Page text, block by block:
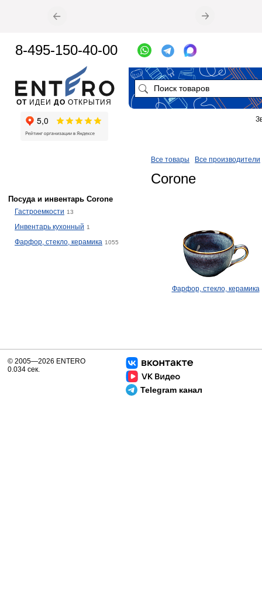
Все товары Все производители
Corone
Фарфор, стекло, керамика
Посуда и инвентарь Corone
Гастроемкости 13
Инвентарь кухонный 1
Фарфор, стекло, керамика 1055
ОТ ИДЕИ ДО ОТКРЫТИЯ
8-495-150-40-00
Telegram канал
© 2005—2026 ENTERO
0.034 сек.